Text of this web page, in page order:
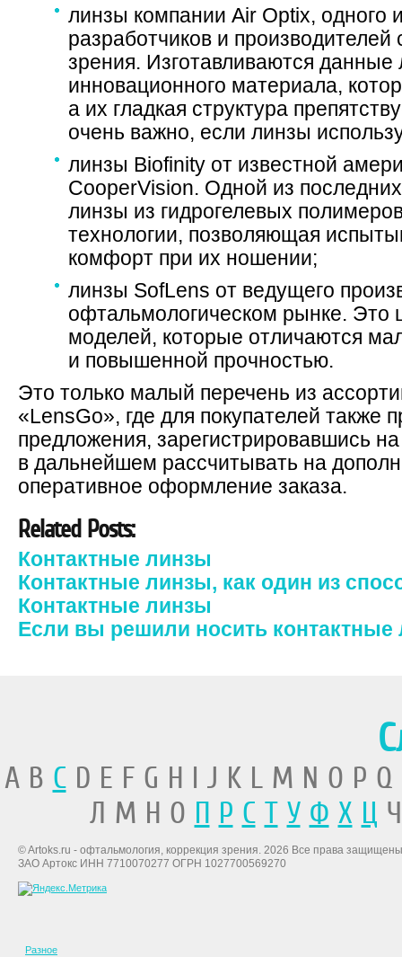
линзы компании Air Optix, одного
разработчиков и производителей
зрения. Изготавливаются данные
инновационного материала,
а их гладкая структура
очень важно, если линзы
линзы Biofinity от известной
CooperVision. Одной из
линзы из гидрогелевых
технологии, позволяющая
комфорт при их ношении;
линзы SofLens от ведущего
офтальмологическом рынке. Это
моделей, которые отличаются
и повышенной прочностью.
Это только малый перечень из
«LensGo», где для покупателей также
предложения, зарегистрировавшись
в дальнейшем рассчитывать на
оперативное оформление заказа.
Related Posts:
Контактные линзы
Контактные линзы, как один из
Контактные линзы
Если вы решили носить контактные
A B CD E F G H I J K L M N O P
Л М Н О П Р С Т У Ф Х Ц
© Artoks.ru - офтальмология, коррекция зрения. 2026 Все права
ЗАО Артокс ИНН 7710070277 ОГРН 1027700569270
Разное